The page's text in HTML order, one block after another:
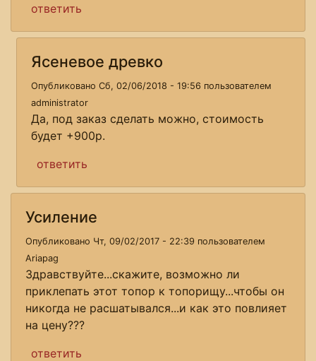
ответить
Ясеневое древко
Опубликовано Сб, 02/06/2018 - 19:56 пользователем
administrator
Да, под заказ сделать можно, стоимость
будет +900р.
ответить
Усиление
Опубликовано Чт, 09/02/2017 - 22:39 пользователем
Ariapag
Здравствуйте...скажите, возможно ли
приклепать этот топор к топорищу...чтобы он
никогда не расшатывался...и как это повлияет
на цену???
ответить